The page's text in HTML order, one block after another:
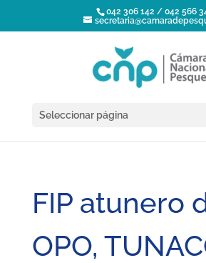
042 306 142 / 042 566
Seleccionar página
FIP atunero
OPO,